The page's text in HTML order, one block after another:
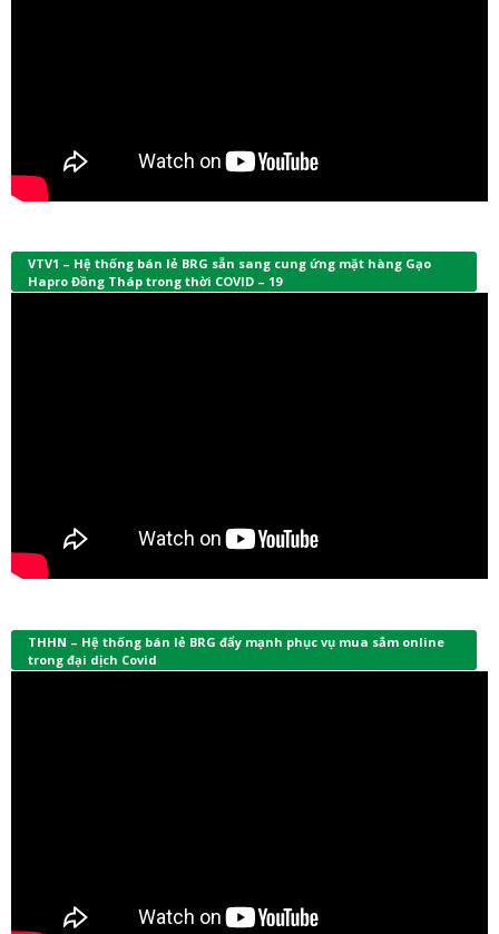
VTV1 – Hệ thống bán lẻ BRG sẵn sang cung ứng mặt hàng Gạo
Hapro Đồng Tháp trong thời COVID – 19
THHN – Hệ thống bán lẻ BRG đẩy mạnh phục vụ mua sắm online
trong đại dịch Covid